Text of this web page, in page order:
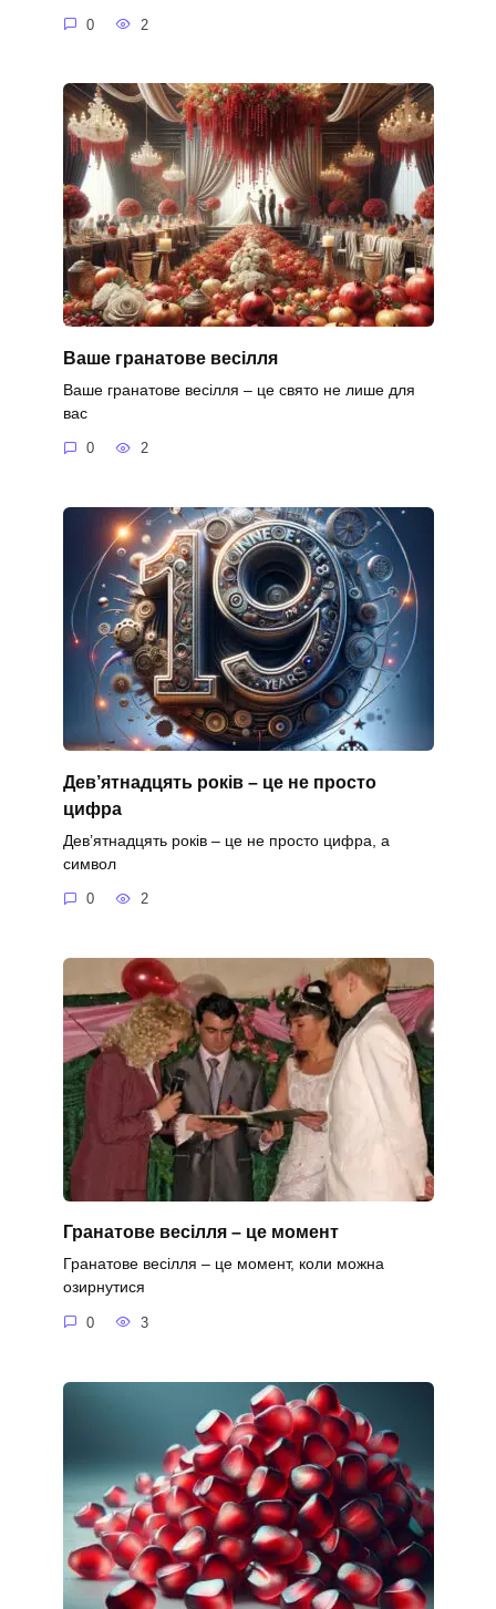
0 2
Ваше гранатове весілля
Ваше гранатове весілля – це свято не лише для
вас
0 2
Дев’ятнадцять років – це не просто
цифра
Дев’ятнадцять років – це не просто цифра, а
символ
0 2
Гранатове весілля – це момент
Гранатове весілля – це момент, коли можна
озирнутися
0 3